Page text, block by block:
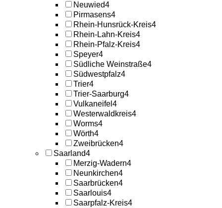
Neuwied4
Pirmasens4
Rhein-Hunsrück-Kreis4
Rhein-Lahn-Kreis4
Rhein-Pfalz-Kreis4
Speyer4
Südliche Weinstraße4
Südwestpfalz4
Trier4
Trier-Saarburg4
Vulkaneifel 4
Westerwaldkreis4
Worms4
Wörth4
Zweibrücken4
Saarland4
Merzig-Wadern4
Neunkirchen4
Saarbrücken4
Saarlouis4
Saarpfalz-Kreis4